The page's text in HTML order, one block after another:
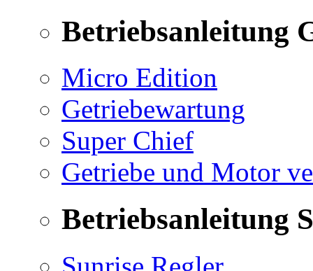
Betriebsanleitung
Micro Edition
Getriebewartung
Super Chief
Getriebe und Motor
Betriebsanleitung